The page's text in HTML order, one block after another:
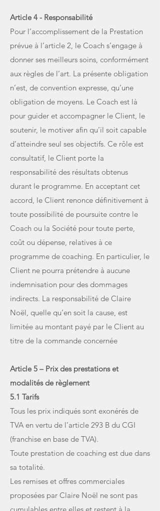
Article 4 - Responsabilité
Pour l’accomplissement de la Prestation
prévue à l’article 2, le Coach s’engage à
donner ses meilleurs soins, conformément
aux règles de l’art. La présente obligation
n’est, de convention expresse, qu’une
obligation de moyens. Le Coach est là
pour guider et accompagner le Client, le
soutenir, le motiver afin qu’il soit capable
d’atteindre seul ses objectifs. Ce rôle est
consultatif, le Client porte la
responsabilité des résultats obtenus
durant le programme. En acceptant cet
accord, le Client renonce définitivement à
toute possibilité de poursuite contre le
Coach ou la Société pour toute perte,
coût ou dépense, relatives à ce
programme de coaching. En particulier, le
Client ne pourra prétendre à aucune
indemnisation pour des dommages
indirects. La responsabilité de Claire
Noël, quelle qu’en soit la cause, est
limitée au montant payé par le Client au
titre de la commande concernée
Article 5 – Prix des prestations et
modalités de règlement
5.1 Tarifs
Tous les prix indiqués sont exonérés de
TVA en vertu de l’article 293 B du CGI
(franchise en base de TVA).
Toute prestation de coaching est due dans
sa totalité.
Les remises et offres commerciales
proposées par Claire Noël ne sont pas